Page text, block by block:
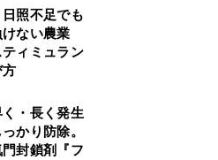
照不足でも
ない農業
ィミュラン
方
・長く発生
かり防除。
封鎖剤『フ